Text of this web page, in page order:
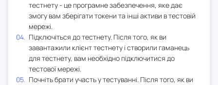
тестнету - це програмне забезпечення, яке дає
змогу вам зберігати токени та інші активи в тестовій
мережі.
Підключіться до тестнету. Після того, як ви
завантажили клієнт тестнету і створили гаманець
для тестнету, вам необхідно підключитися до
тестової мережі.
Почніть брати участь у тестуванні. Після того, як ви